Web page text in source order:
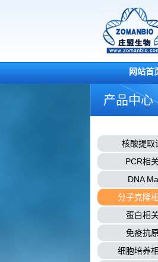
网站首
产品中心
核酸提取
PCR相
DNA
分子克隆
蛋白相
免疫抗
细胞培养